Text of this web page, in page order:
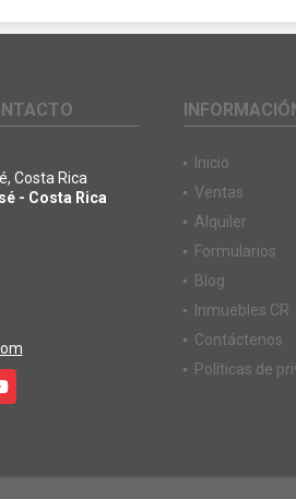
Costa Rica
- Costa Rica
Inicio
Ventas
Alquiler
Formularios
Blog
Inmuebles CR
Contáctenos
Políticas de